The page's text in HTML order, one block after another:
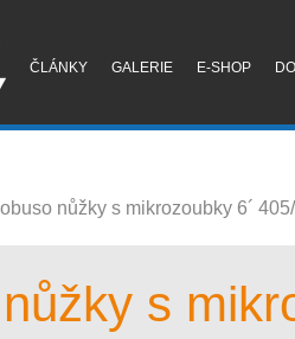
ČLÁNKY GALERIE E-SHOP
nůžky s mikrozoubky 6´
s